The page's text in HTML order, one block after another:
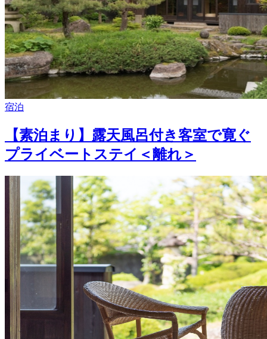
宿泊
【素泊まり】露天風呂付き客室で寛ぐ
プライベートステイ＜離れ＞